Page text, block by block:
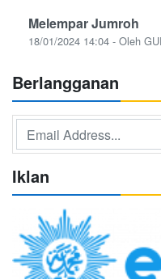
Melempar Jumroh
18/01/2024 14:04 - Oleh
Berlangganan
Iklan